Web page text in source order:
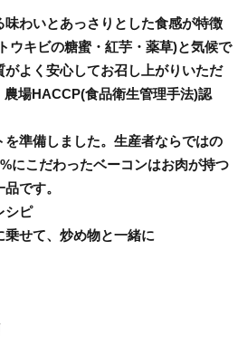
味わいとあっさりとした食感が特徴
ウキビの糖蜜・紅芋・薬草)と気候で
よく安心してお召し上がりいただ
場HACCP(食品衛生管理手法)認
準備しました。生産者ならではの
にこだわったベーコンはお肉が持つ
です。
シピ
せて、炒め物と一緒に